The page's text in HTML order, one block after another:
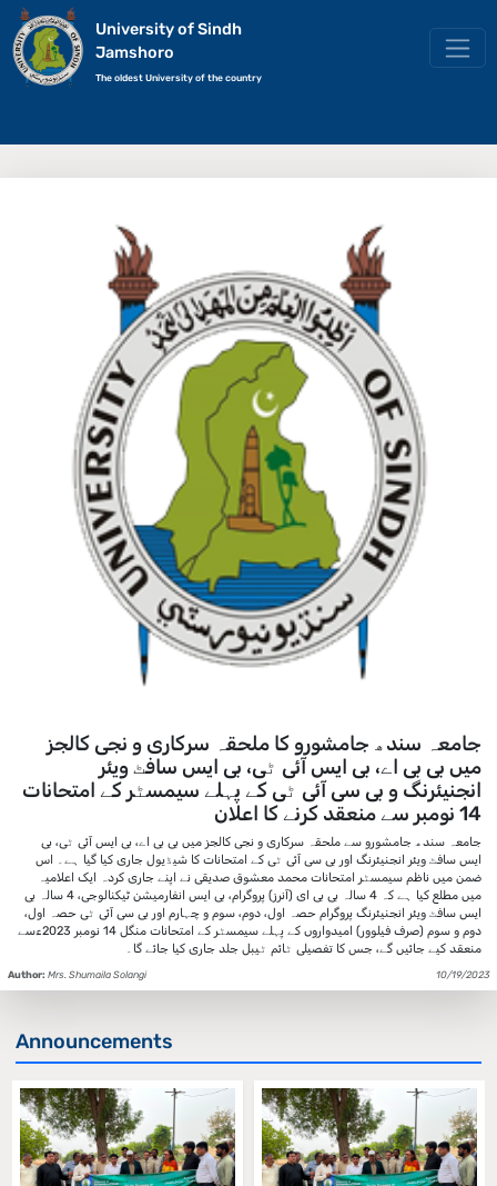
University of Sindh
Jamshoro
The oldest University of the country
جامعہ سندھ جامشورو کا ملحقہ سرکاری و نجی کالجز
میں بی بی اے، بی ایس آئی ٹی، بی ایس سافٹ ویئر
انجنیئرنگ و بی سی آئی ٹی کے پہلے سیمسٹر کے امتحانات
14 نومبر سے منعقد کرنے کا اعلان
ایس سافٹ ویئر انجنیئرنگ اور بی سی آئی ٹی کے امتحانات کا شیڈیول جاری کیا گیا ہے۔ اس
ضمن میں ناظم سیمسٹر امتحانات محمد معشوق صدیقی نے اپنے جاری کردہ ایک اعلامیہ
میں مطلع کیا ہے کہ 4 سالہ بی بی ای (آنرز) پروگرام، بی ایس انفارمیشن ٹیکنالوجی، 4 سالہ بی
ایس سافٹ ویئر انجنیئرنگ پروگرام حصہ اول، دوم، سوم و چہارم اور بی سی آئی ٹی حصہ اول،
دوم و سوم (صرف فیلوور) امیدواروں کے پہلے سیمسٹر کے امتحانات منگل 14 نومبر 2023ءسے
منعقد کیے جائیں گے، جس کا تفصیلی ٹائم ٹیبل جلد جاری کیا جائے گا۔
Author: Mrs. Shumaila Solangi 10/19/2023
Announcements